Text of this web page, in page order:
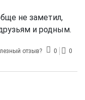
не заметил,
и родным.
отзыв? 0 0